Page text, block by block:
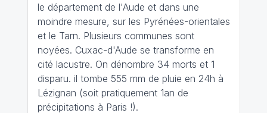
le département de l'Aude et dans une
moindre mesure, sur les Pyrénées-orientales
et le Tarn. Plusieurs communes sont
noyées. Cuxac-d'Aude se transforme en
cité lacustre. On dénombre 34 morts et 1
disparu. il tombe 555 mm de pluie en 24h à
Lézignan (soit pratiquement 1an de
précipitations à Paris !).